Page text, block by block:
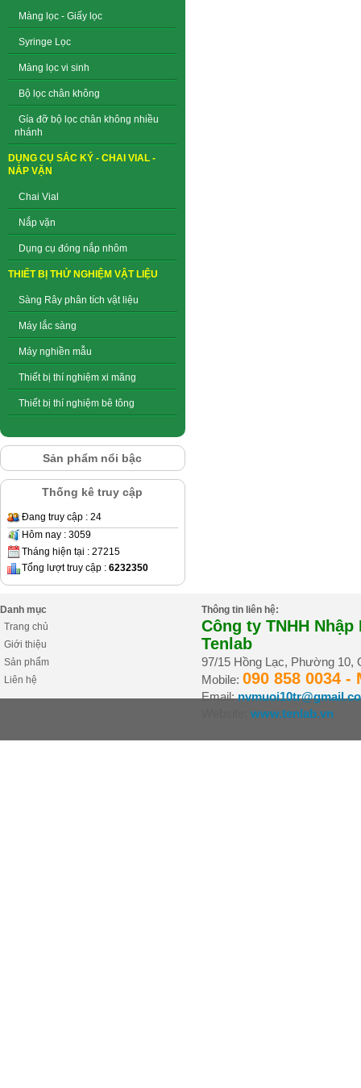
Màng lọc - Giấy lọc
Syringe Lọc
Màng lọc vi sinh
Bộ lọc chân không
Gía đỡ bộ lọc chân không nhiều
nhánh
DỤNG CỤ SẮC KÝ - CHAI VIAL -
NẮP VẶN
Chai Vial
Nắp vặn
Dụng cụ đóng nắp nhôm
THIẾT BỊ THỬ NGHIỆM VẬT LIỆU
Sàng Rây phân tích vật liệu
Máy lắc sàng
Máy nghiền mẫu
Thiết bị thí nghiệm xi măng
Thiết bị thí nghiệm bê tông
Sản phẩm nổi bậc
Thống kê truy cập
Đang truy cập : 24
Hôm nay : 3059
Tháng hiện tại : 27215
Tổng lượt truy cập : 6232350
Danh mục
Trang chủ
Giới thiệu
Sản phẩm
Liên hệ
Thông tin liên hệ:
Công ty TNHH
Tenlab
97/15 Hồng Lạc, Phường 10,
Mobile: 090 858 0034 -
Email:
www.tenlab.vn